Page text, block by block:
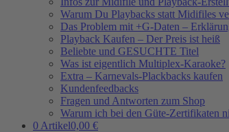
Warum Du Playbacks statt Midifiles
Das Problem mit +G-Daten –
Playback Kaufen – Der Preis ist heiß
Beliebte und GESUCHTE Titel
Was ist eigentlich Multiplex-Karaoke?
Extra – Karnevals-Plackbacks kaufen
Kundenfeedbacks
Fragen und Antworten zum Shop
Warum ich bei den Güte-Zertifikaten
0 Artikel0,00 €